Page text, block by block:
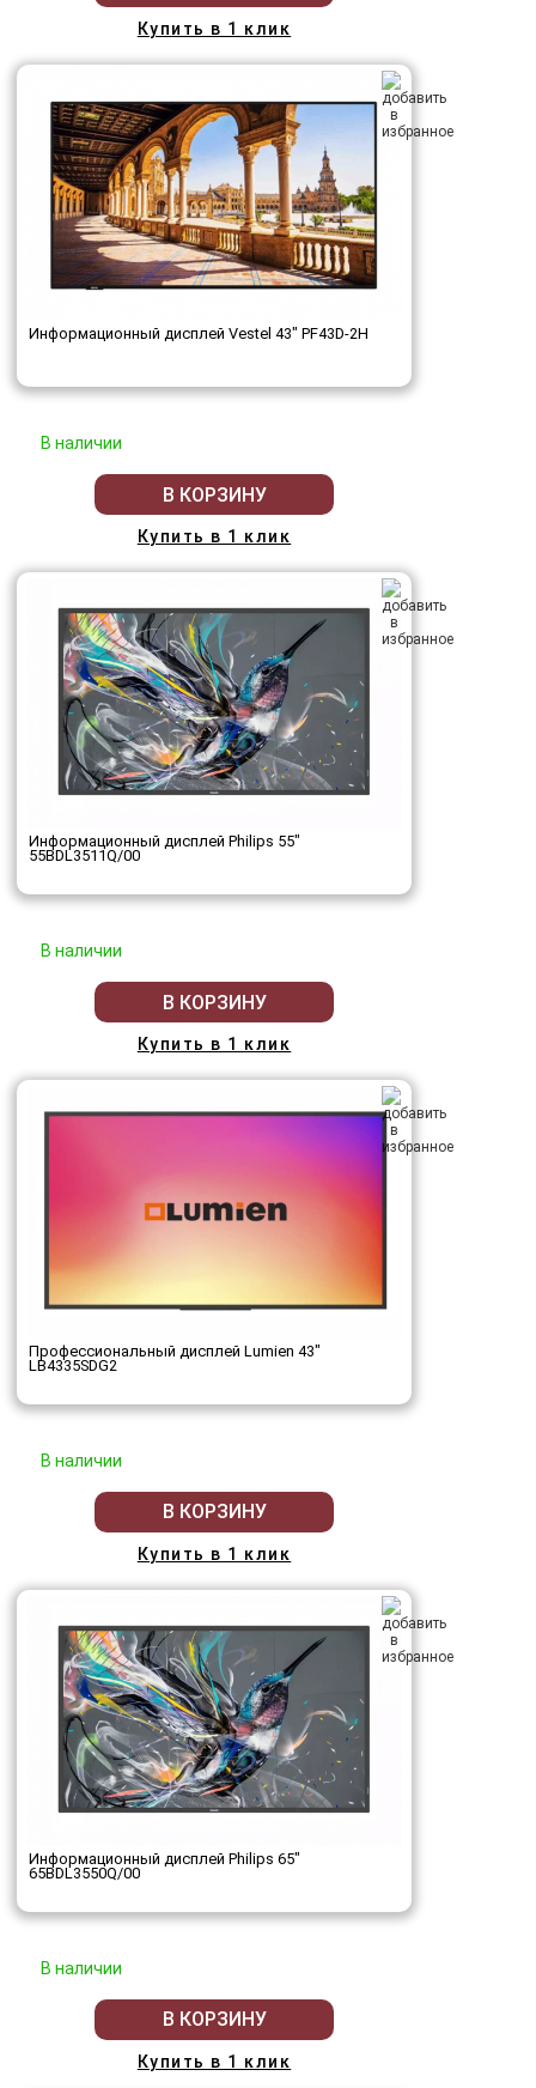
Купить в 1 клик
Информационный дисплей Vestel 43" PF43D-2H
В наличии
В КОРЗИНУ
Купить в 1 клик
Информационный дисплей Philips 55"
55BDL3511Q/00
В наличии
В КОРЗИНУ
Купить в 1 клик
Профессиональный дисплей Lumien 43"
LB4335SDG2
В наличии
В КОРЗИНУ
Купить в 1 клик
Информационный дисплей Philips 65"
65BDL3550Q/00
В наличии
В КОРЗИНУ
Купить в 1 клик